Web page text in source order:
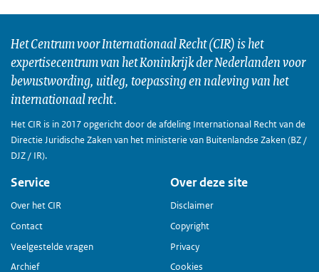
Het Centrum voor Internationaal Recht (CIR) is het
expertisecentrum van het Koninkrijk der Nederlanden voor
bewustwording, uitleg, toepassing en naleving van het
internationaal recht.
Het CIR is in 2017 opgericht door de afdeling Internationaal Recht van de
Directie Juridische Zaken van het ministerie van Buitenlandse Zaken (BZ /
DJZ / IR).
Service
Over het CIR
Contact
Veelgestelde vragen
Archief
Over deze site
Disclaimer
Copyright
Privacy
Cookies